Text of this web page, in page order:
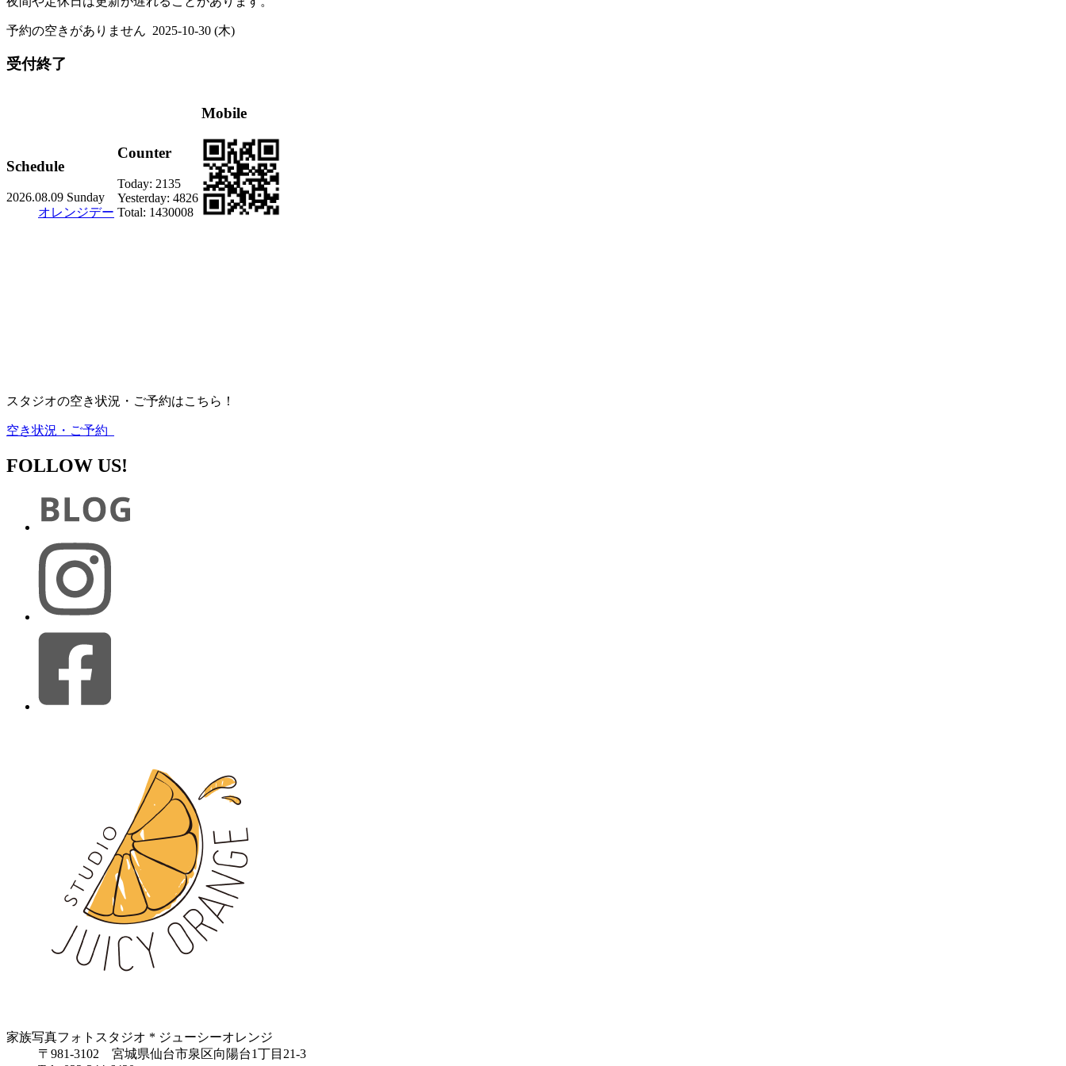
予約の空きがありません 2025-10-30 (木)
受付終了
Schedule
2026.08.09 Sunday
オレンジデー
Counter
Today: 2135
Yesterday: 4826
Total: 1430008
Mobile
スタジオの空き状況・ご予約はこちら！
空き状況・ご予約
FOLLOW US!
家族写真フォトスタジオ * ジューシーオレンジ
〒981-3102 宮城県仙台市泉区向陽台1丁目21-3